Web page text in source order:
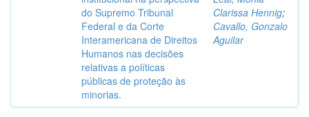
do Supremo Tribunal
Federal e da Corte
Interamericana de Direitos
Humanos nas decisões
relativas a políticas
públicas de proteção às
minorias.
Clarissa Hennig;
Cavallo, Gonzalo
Aguilar